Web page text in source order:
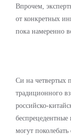
Впрочем,
от конкретных
пока намеренно
Си на четвертых
традиционного
российско-
могут